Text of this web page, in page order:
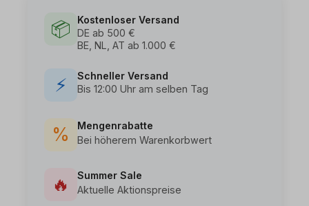
📦
Kostenloser Versand
DE ab 500 €
BE, NL, AT ab 1.000 €
⚡
Schneller Versand
Bis 12:00 Uhr am selben Tag
%
Mengenrabatte
Bei höherem Warenkorbwert
🔥
Summer Sale
Aktuelle Aktionspreise